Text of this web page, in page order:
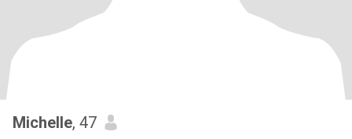
Michelle, 47